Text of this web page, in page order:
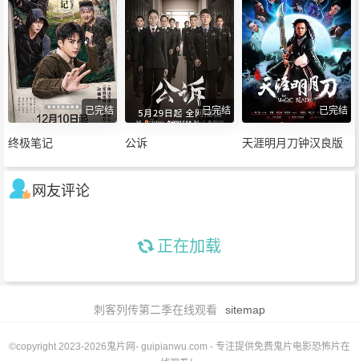
已完结
终极笔记
已完结
公诉
已完结
天涯明月刀钟汉良版
网友评论
正在加载
刺客列传第二季在线观看 sitemap
©copyright 2023-2026鬼片网- guipianwu.com - 专注提供免费鬼片电影恐怖片在